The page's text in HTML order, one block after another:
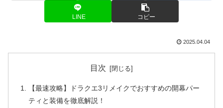
LINE コピー
2025.04.04
目次
【最速攻略】ドラクエ3リメイクでおすすめの開幕パー
ティと装備を徹底解説！